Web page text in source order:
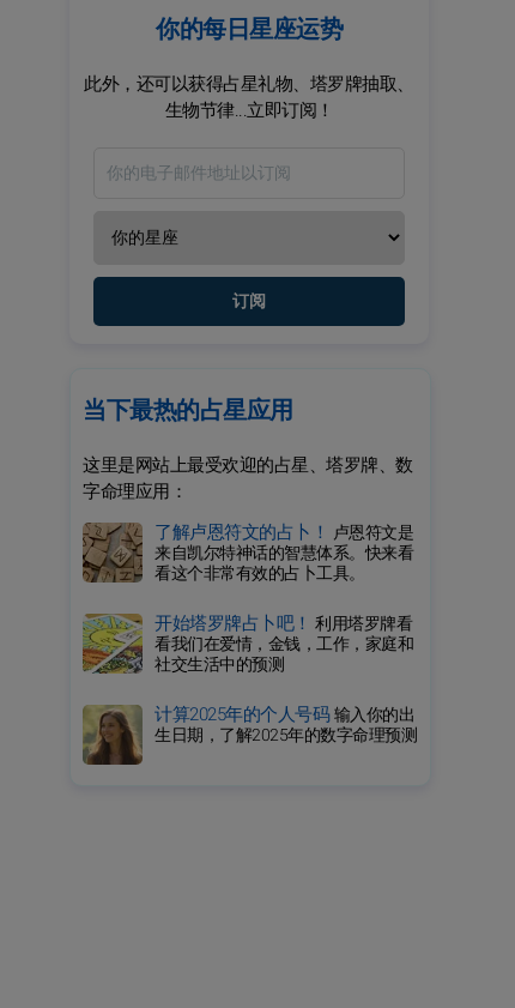
你的每日星座运势
此外，还可以获得占星礼物、塔罗牌抽取、
生物节律...立即订阅！
订阅
当下最热的占星应用
这里是网站上最受欢迎的占星、塔罗牌、数
字命理应用：
了解卢恩符文的占卜！ 卢恩符文是
来自凯尔特神话的智慧体系。快来看
看这个非常有效的占卜工具。
开始塔罗牌占卜吧！ 利用塔罗牌看
看我们在爱情，金钱，工作，家庭和
社交生活中的预测
计算2025年的个人号码输入你的出
生日期，了解2025年的数字命理预测